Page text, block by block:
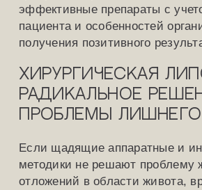
эффективные препараты с
пациента и особенностей
получения позитивного
Хирургическая
радикальное
проблемы
Если щадящие аппаратные и
методики не решают проблему
отложений в области живота,